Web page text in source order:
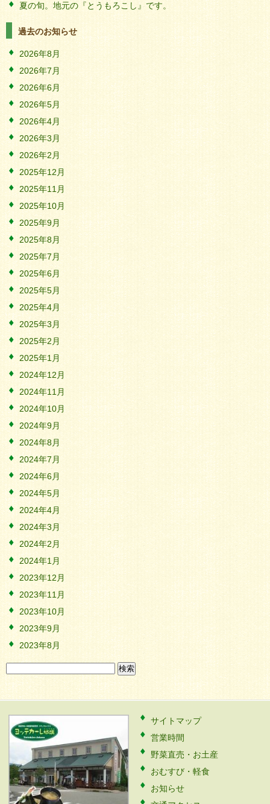
夏の旬。地元の『とうもろこし』です。
過去のお知らせ
2026年8月
2026年7月
2026年6月
2026年5月
2026年4月
2026年3月
2026年2月
2025年12月
2025年11月
2025年10月
2025年9月
2025年8月
2025年7月
2025年6月
2025年5月
2025年4月
2025年3月
2025年2月
2025年1月
2024年12月
2024年11月
2024年10月
2024年9月
2024年8月
2024年7月
2024年6月
2024年5月
2024年4月
2024年3月
2024年2月
2024年1月
2023年12月
2023年11月
2023年10月
2023年9月
2023年8月
索:
サイトマップ
営業時間
野菜直売・お土産
おむすび・軽食
お知らせ